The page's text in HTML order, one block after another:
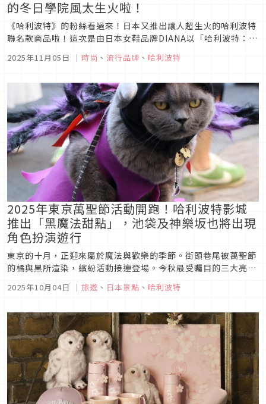
的冬日學院風太生火啦！
《哈利波特》的粉絲看過來！日本又推出讓人超生火的哈利波特
聯名款商品啦！這次是由日本女鞋品牌DIANA以「哈利波特：阿
緊一起來看看！
2025年11月05日 ｜ 時尚 、 流行品牌 、 哈利波特
2025年東京萬聖節活動開跑！哈利波特影城
推出「黑魔法甜點」，池袋及神樂坂也將出現
角色扮演遊行
東京的十月，正迎來屬於魔法與歡樂的季節。街頭巷尾被萬聖節
的橘與黑所渲染，繽紛活動接連登場。今秋最受矚目的三大亮
以及在東京華納兄弟哈利波特影城的奇幻氛圍中，享用限定下午
地域特色以及故事性，東...
2025年10月04日 ｜ 旅遊 、 日本景點 、 哈利波特